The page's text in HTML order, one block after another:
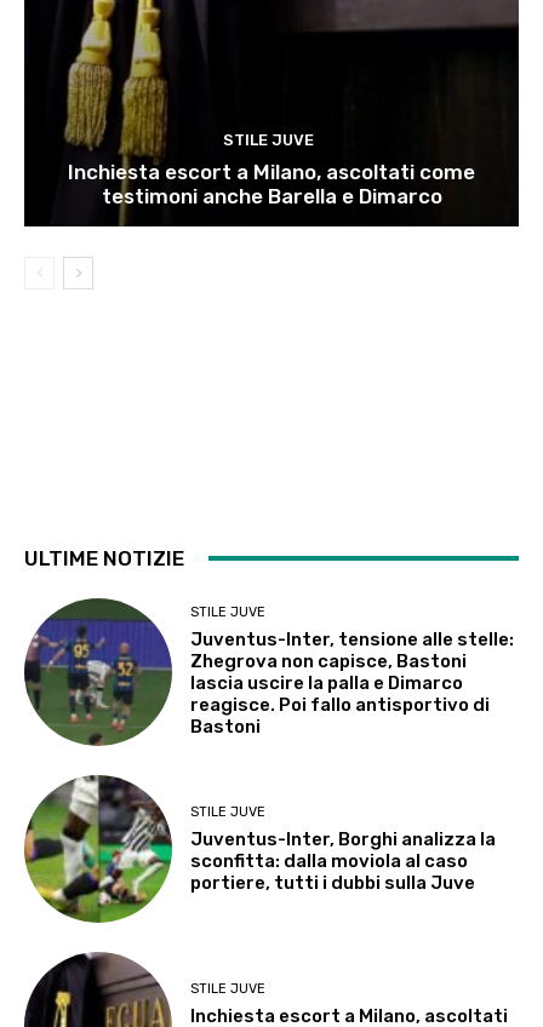
STILE JUVE
Inchiesta escort a Milano, ascoltati come
testimoni anche Barella e Dimarco
ULTIME NOTIZIE
STILE JUVE
Juventus-Inter, tensione alle stelle:
Zhegrova non capisce, Bastoni
lascia uscire la palla e Dimarco
reagisce. Poi fallo antisportivo di
Bastoni
STILE JUVE
Juventus-Inter, Borghi analizza la
sconfitta: dalla moviola al caso
portiere, tutti i dubbi sulla Juve
STILE JUVE
Inchiesta escort a Milano, ascoltati